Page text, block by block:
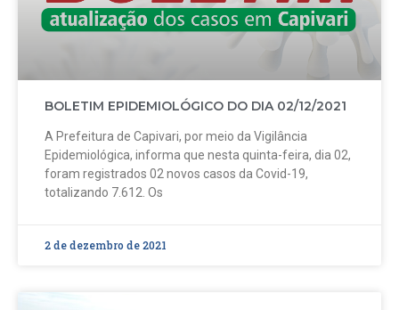
BOLETIM EPIDEMIOLÓGICO DO DIA 02/12/2021
A Prefeitura de Capivari, por meio da Vigilância
Epidemiológica, informa que nesta quinta-feira, dia 02,
foram registrados 02 novos casos da Covid-19,
totalizando 7.612. Os
2 de dezembro de 2021